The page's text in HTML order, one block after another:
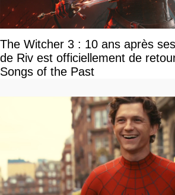
The Witcher 3 : 10 ans après
de Riv est officiellement de
Songs of the Past